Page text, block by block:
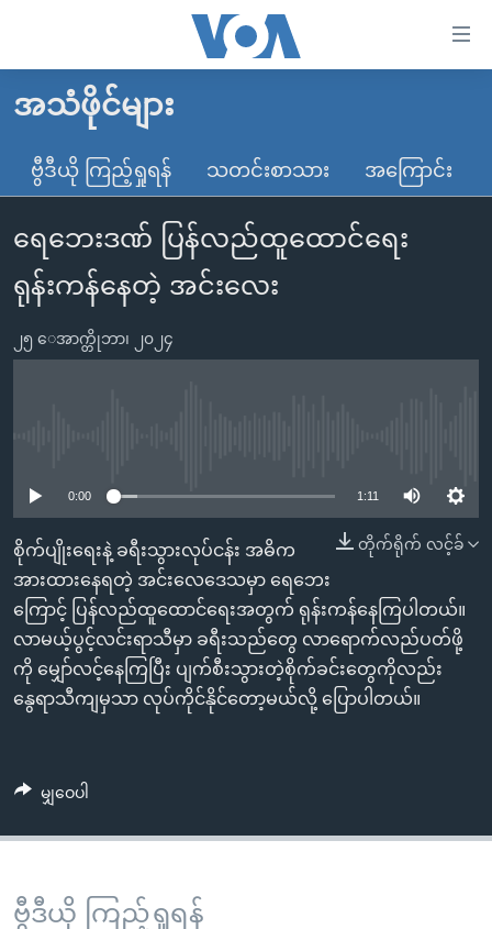
လွယ်ကူ
သည့်
များ
ပင်မ
သို့
စာမျက်နှာ
သို့
ကျော်
ကြည့်
ရန်
ရှာဖွေ
သို့
မူလစာမျက်နှာ
မြန်မာ
ကမ္ဘာ့သတင်းများ
နိုင်ငံတကာ
အမေရိကန်
အစ္စရေး-ပါလက်စတိုင်း
ဗွီဒီယို
သတင်းလွတ်လပ်ခွင့်
ရပ်ဝန်းတခု လမ်းတခု အလွန်
အင်္ဂလိပ်စာလေ့လာမယ်
ဗွီအိုအေ လူမှုကွန်ယက်များ
ဘာသာစကားများ
အသံဖိုင်များ
ဗွီဒီယို ကြည့်ရှုရန် သတင်းစာသား အကြောင်း
ရေဘေးဒဏ် ပြန်လည်ထူထောင်ရေး
ရုန်းကန်နေတဲ့ အင်းလေး
၂၅ ေအာက္တိုဘာ၊ ၂၀၂၄
0:00 1:11
တိုက်ရိုက် လင့်ခ်
စိုက်ပျိုးရေးနဲ့ ခရီးသွားလုပ်ငန်း အဓိက
အားထားနေရတဲ့ အင်းလေဒေသမှာ ရေဘေး
ကြောင့် ပြန်လည်ထူထောင်ရေးအတွက် ရုန်းကန်နေကြပါတယ်။
လာမယ့်ပွင့်လင်းရာသီမှာ ခရီးသည်တွေ လာရောက်လည်ပတ်ဖို့
ကို မျှော်လင့်နေကြပြီး ပျက်စီးသွားတဲ့စိုက်ခင်းတွေကိုလည်း
နွေရာသီကျမှသာ လုပ်ကိုင်နိုင်တော့မယ်လို့ ပြောပါတယ်။
မျှဝေပါ
ဗွီဒီယို ကြည့်ရှုရန်